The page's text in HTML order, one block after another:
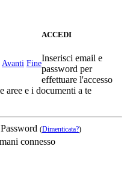
Avanti Fine
ACCEDI
Inserisci email e
password per
effettuare l'accesso
aree e i documenti a te
Password (Dimenticata?)
connesso